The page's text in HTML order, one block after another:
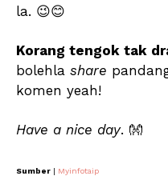
la. 😉😊
Korang tengok tak
bolehla share
komen yeah!
Have a nice day. 👐
Sumber | Myinfotaip